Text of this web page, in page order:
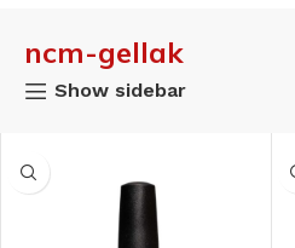
ncm-gellak
Show sidebar